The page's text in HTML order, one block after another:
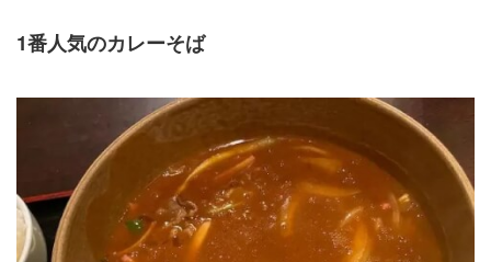
1番人気のカレーそば